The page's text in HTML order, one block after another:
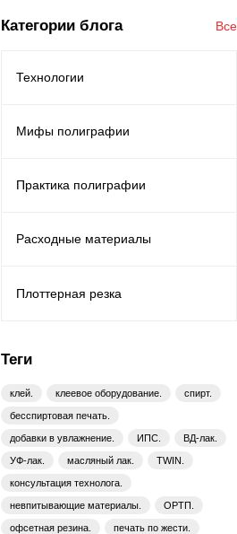
Категории блога Все
Технологии
Мифы полиграфии
Практика полиграфии
Расходные материалы
Плоттерная резка
Теги
клей. клеевое оборудование. спирт.
бесспиртовая печать.
добавки в увлажнение. ИПС. ВД-лак.
УФ-лак. масляный лак. TWIN.
консультация технолога.
невпитывающие материалы. ОРТП.
офсетная резина. печать по жести.